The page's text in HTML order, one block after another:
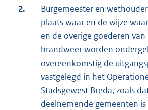
2.
Burgemeester en
plaats waar en de wijze
en de overige goederen
brandweer worden
overeenkomstig de
vastgelegd in het
Stadsgewest Breda, zoals
deelnemende gemeenten is